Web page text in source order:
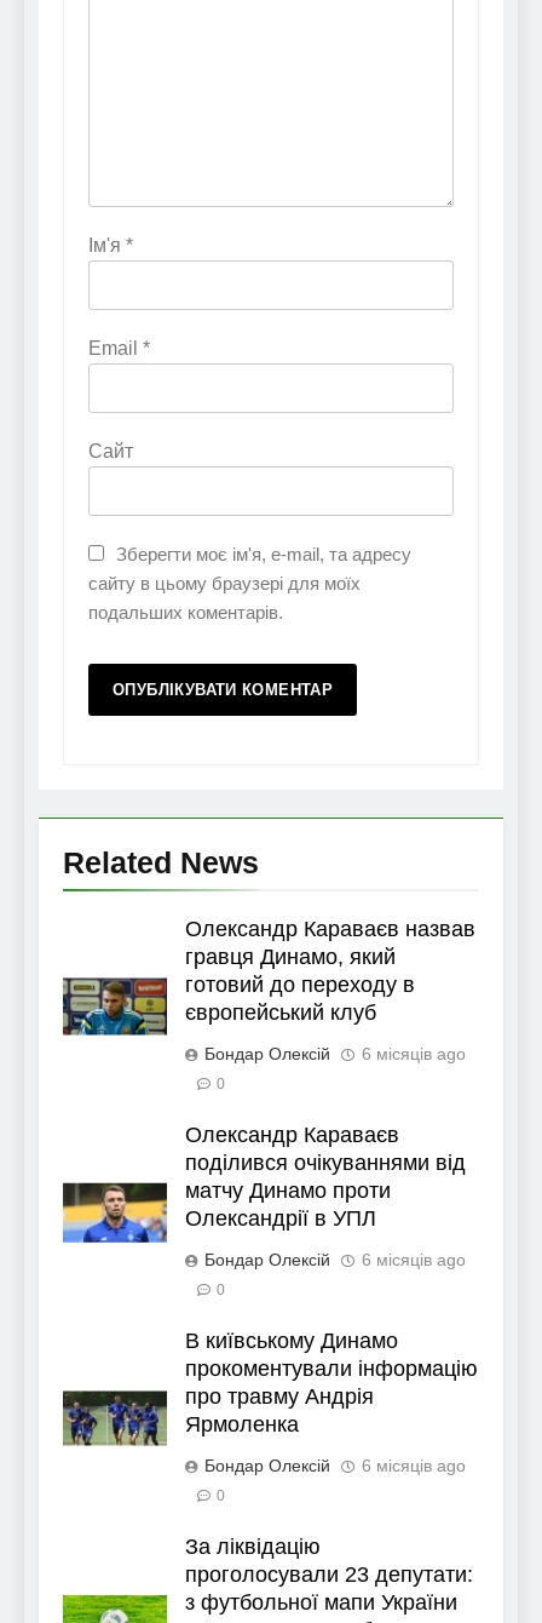
Ім'я *
Email *
Сайт
Зберегти моє ім'я, e-mail, та адресу
сайту в цьому браузері для моїх
подальших коментарів.
Related News
Олександр Караваєв назвав
гравця Динамо, який
готовий до переходу в
європейський клуб
Бондар Олексій 6 місяців ago
0
Олександр Караваєв
поділився очікуваннями від
матчу Динамо проти
Олександрії в УПЛ
Бондар Олексій 6 місяців ago
0
В київському Динамо
прокоментували інформацію
про травму Андрія
Ярмоленка
Бондар Олексій 6 місяців ago
0
За ліквідацію
проголосували 23 депутати:
з футбольної мапи України